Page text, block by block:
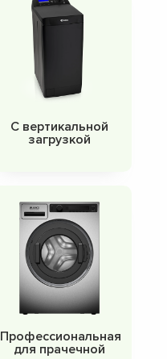
С вертикальной
загрузкой
Профессиональная
для прачечной